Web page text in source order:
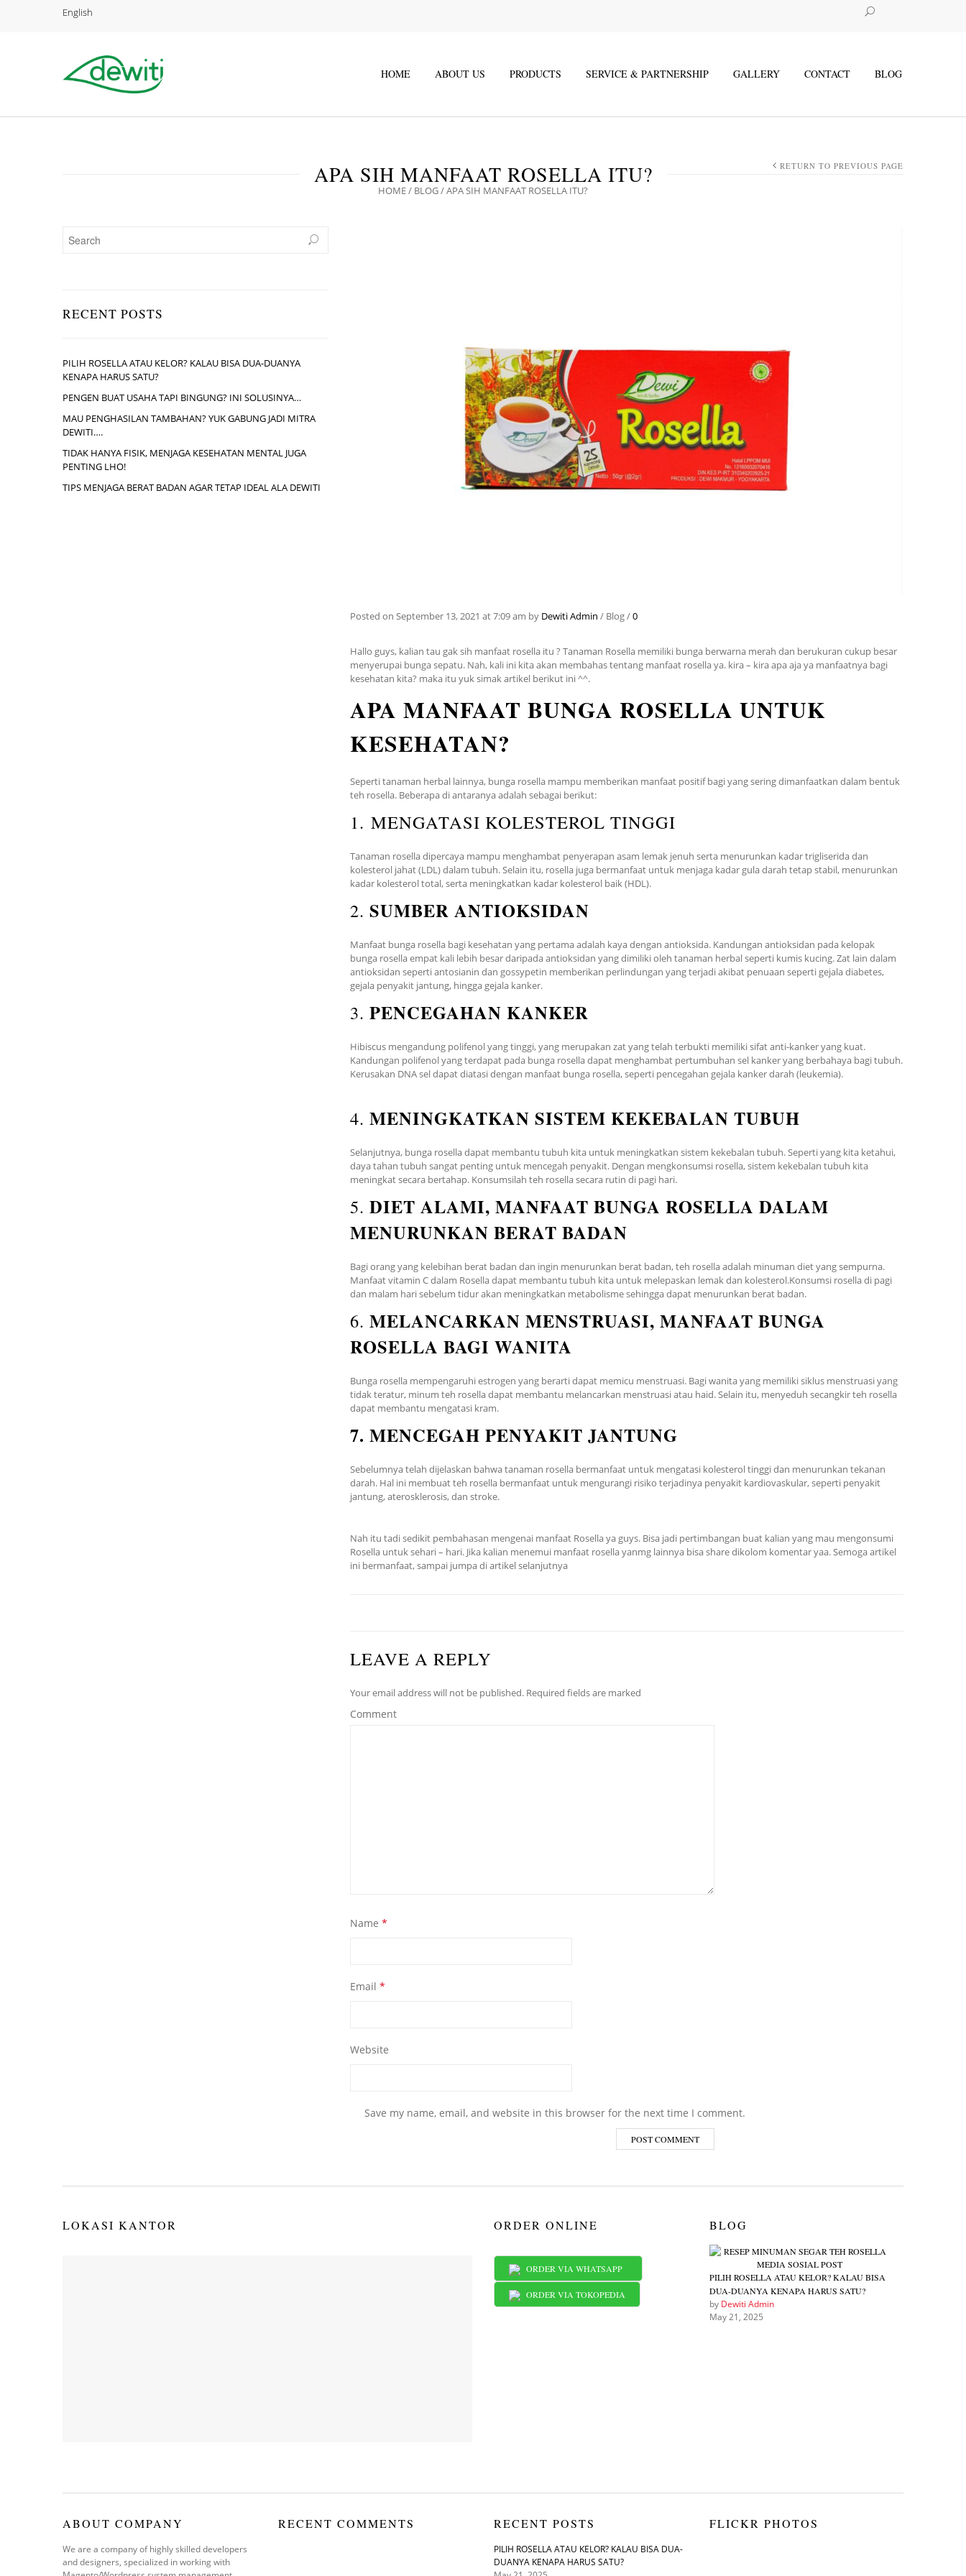
English
HOME ABOUT US PRODUCTS SERVICE & PARTNERSHIP GALLERY CONTACT BLOG
APA SIH MANFAAT ROSELLA ITU?
HOME/ BLOG/APA SIH MANFAAT ROSELLA ITU?
RETURN TO PREVIOUS PAGE
RECENT POSTS
PILIH ROSELLA ATAU KELOR? KALAU BISA DUA-DUANYA
KENAPA HARUS SATU?
PENGEN BUAT USAHA TAPI BINGUNG? INI SOLUSINYA…
MAU PENGHASILAN TAMBAHAN? YUK GABUNG JADI MITRA
DEWITI….
TIDAK HANYA FISIK, MENJAGA KESEHATAN MENTAL JUGA
PENTING LHO!
TIPS MENJAGA BERAT BADAN AGAR TETAP IDEAL ALA DEWITI
Posted on September 13, 2021 at 7:09 am by Dewiti Admin / Blog/0
Hallo guys, kalian tau gak sih manfaat rosella itu ? Tanaman Rosella memiliki bunga berwarna merah dan berukuran cukup besar
menyerupai bunga sepatu. Nah, kali ini kita akan membahas tentang manfaat rosella ya. kira – kira apa aja ya manfaatnya bagi
kesehatan kita? maka itu yuk simak artikel berikut ini ^^.
APA MANFAAT BUNGA ROSELLA UNTUK
KESEHATAN?
Seperti tanaman herbal lainnya, bunga rosella mampu memberikan manfaat positif bagi yang sering dimanfaatkan dalam bentuk
teh rosella. Beberapa di antaranya adalah sebagai berikut:
1. MENGATASI KOLESTEROL TINGGI
Tanaman rosella dipercaya mampu menghambat penyerapan asam lemak jenuh serta menurunkan kadar trigliserida dan
kolesterol jahat (LDL) dalam tubuh. Selain itu, rosella juga bermanfaat untuk menjaga kadar gula darah tetap stabil, menurunkan
kadar kolesterol total, serta meningkatkan kadar kolesterol baik (HDL).
2. SUMBER ANTIOKSIDAN
Manfaat bunga rosella bagi kesehatan yang pertama adalah kaya dengan antioksida. Kandungan antioksidan pada kelopak
bunga rosella empat kali lebih besar daripada antioksidan yang dimiliki oleh tanaman herbal seperti kumis kucing. Zat lain dalam
antioksidan seperti antosianin dan gossypetin memberikan perlindungan yang terjadi akibat penuaan seperti gejala diabetes,
gejala penyakit jantung, hingga gejala kanker.
3. PENCEGAHAN KANKER
Hibiscus mengandung polifenol yang tinggi, yang merupakan zat yang telah terbukti memiliki sifat anti-kanker yang kuat.
Kandungan polifenol yang terdapat pada bunga rosella dapat menghambat pertumbuhan sel kanker yang berbahaya bagi tubuh.
Kerusakan DNA sel dapat diatasi dengan manfaat bunga rosella, seperti pencegahan gejala kanker darah (leukemia).
4. MENINGKATKAN SISTEM KEKEBALAN TUBUH
Selanjutnya, bunga rosella dapat membantu tubuh kita untuk meningkatkan sistem kekebalan tubuh. Seperti yang kita ketahui,
daya tahan tubuh sangat penting untuk mencegah penyakit. Dengan mengkonsumsi rosella, sistem kekebalan tubuh kita
meningkat secara bertahap. Konsumsilah teh rosella secara rutin di pagi hari.
5. DIET ALAMI, MANFAAT BUNGA ROSELLA DALAM
MENURUNKAN BERAT BADAN
Bagi orang yang kelebihan berat badan dan ingin menurunkan berat badan, teh rosella adalah minuman diet yang sempurna.
Manfaat vitamin C dalam Rosella dapat membantu tubuh kita untuk melepaskan lemak dan kolesterol.Konsumsi rosella di pagi
dan malam hari sebelum tidur akan meningkatkan metabolisme sehingga dapat menurunkan berat badan.
6. MELANCARKAN MENSTRUASI, MANFAAT BUNGA
ROSELLA BAGI WANITA
Bunga rosella mempengaruhi estrogen yang berarti dapat memicu menstruasi. Bagi wanita yang memiliki siklus menstruasi yang
tidak teratur, minum teh rosella dapat membantu melancarkan menstruasi atau haid. Selain itu, menyeduh secangkir teh rosella
dapat membantu mengatasi kram.
7. MENCEGAH PENYAKIT JANTUNG
Sebelumnya telah dijelaskan bahwa tanaman rosella bermanfaat untuk mengatasi kolesterol tinggi dan menurunkan tekanan
darah. Hal ini membuat teh rosella bermanfaat untuk mengurangi risiko terjadinya penyakit kardiovaskular, seperti penyakit
jantung, aterosklerosis, dan stroke.
Nah itu tadi sedikit pembahasan mengenai manfaat Rosella ya guys. Bisa jadi pertimbangan buat kalian yang mau mengonsumi
Rosella untuk sehari – hari. Jika kalian menemui manfaat rosella yanmg lainnya bisa share dikolom komentar yaa. Semoga artikel
ini bermanfaat, sampai jumpa di artikel selanjutnya
LEAVE A REPLY
Your email address will not be published. Required fields are marked
Comment
Name *
Email *
Website
Save my name, email, and website in this browser for the next time I comment.
LOKASI KANTOR ORDER ONLINE
ORDER VIA WHATSAPP
ORDER VIA TOKOPEDIA
BLOG
PILIH ROSELLA ATAU KELOR? KALAU BISA
DUA-DUANYA KENAPA HARUS SATU?
by Dewiti Admin
May 21, 2025
ABOUT COMPANY
We are a company of highly skilled developers
and designers, specialized in working with
RECENT COMMENTS RECENT POSTS
PILIH ROSELLA ATAU KELOR? KALAU BISA DUA-
DUANYA KENAPA HARUS SATU?
FLICKR PHOTOS